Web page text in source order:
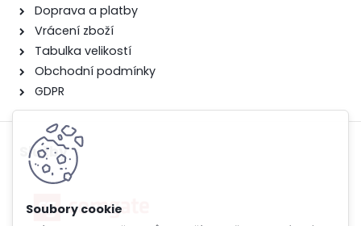
Doprava a platby
Vrácení zboží
Tabulka velikostí
Obchodní podmínky
GDPR
Služby